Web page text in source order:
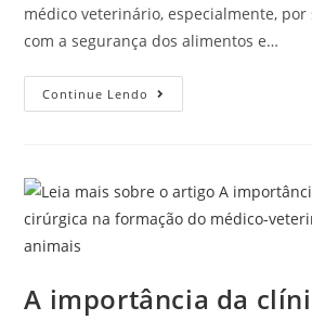
médico veterinário, especialmente,
com a segurança dos alimentos e…
Continue Lendo
A importância da